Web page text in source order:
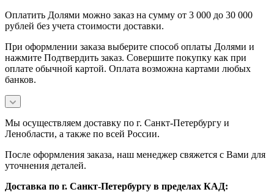
Оплатить Долями можно заказ на сумму от 3 000 до 30 000
рублей без учета стоимости доставки.
При оформлении заказа выберите способ оплаты Долями и
нажмите Подтвердить заказ. Совершите покупку как при
оплате обычной картой. Оплата возможна картами любых
банков.
Мы осуществляем доставку по г. Санкт-Петербургу и
Ленобласти, а также по всей России.
После оформления заказа, наш менеджер свяжется с Вами для
уточнения деталей.
Доставка по г. Санкт-Петербургу в пределах КАД: